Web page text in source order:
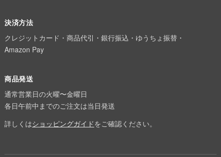
決済方法
クレジットカード・商品代引・銀行振込・ゆうちょ振替・
Amazon Pay
商品発送
通常営業日の火曜〜金曜日
各日午前中までのご注文は当日発送
詳しくはショッピングガイドをご確認ください。